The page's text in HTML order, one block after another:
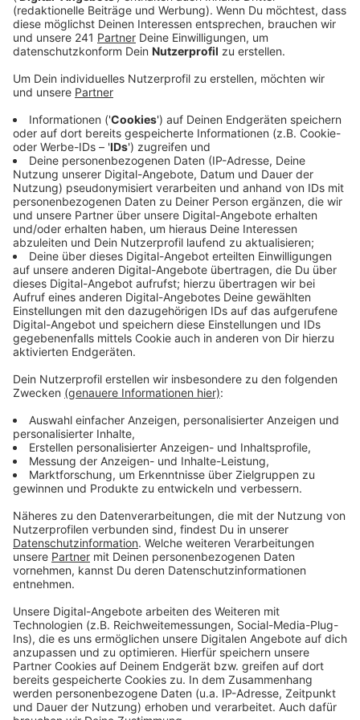
vorgestellt, wie die Sicherheit gewährleistet
werden soll - damit sich eine Explosion wie im
letzten Sommer nicht wiederholen kann.
Veröffentlicht:Dienstag, 15.02.2022 06:11
Anzeige
Um eine Genehmigung für den Betrieb zu bekommen,
reiche es nicht aus, nur die Ursache zu beheben, sagte
die Bezirksregierung. Sie will daher viel genauer
hingucken und das gesamte Sicherheitsmanagement
überprüfen.
Genau das hat am Montagabend im Stadtrat auch ein
externer Gutachter empfohlen. Currenta will der
Empfehlung folgen. So sollen im ersten
Öffnungsschritt nur Stoffe von bekannten
Unternehmen aus der Region entsorgt werden. Und sie
dürfen nicht – wie beim Vorfall im Sommer – bei
Temperaturänderung chemisch reagieren. Auch
wichtig: Die komplette Anlieferung soll streng
überwacht werden. Wann unter diesen
Voraussetzungen eine Wieder-Inbetriebnahme möglich
ist, ist aktuell völlig unklar.
Die Politik will den Fortgang in einem gesonderten
Begleitkreis weiter im Blick halten.
Anzeige
Anzeige